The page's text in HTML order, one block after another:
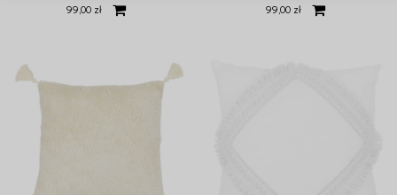
99,00 zł 99,00 zł